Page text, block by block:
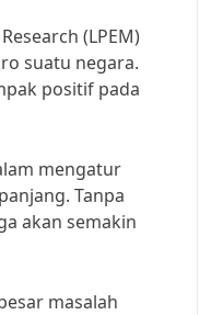
(LPEM)
suatu negara.
positif pada
mengatur
Tanpa
akan semakin
masalah